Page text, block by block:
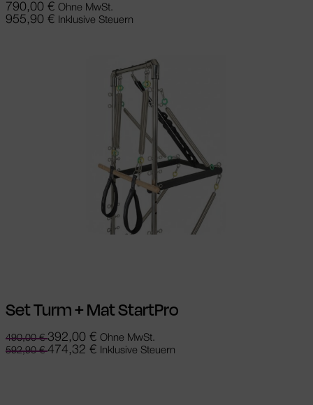
790,00 € Ohne MwSt.
955,90 € Inklusive Steuern
Set Turm + Mat StartPro
490,00€ 392,00 € Ohne MwSt.
592,90€ 474,32 € Inklusive Steuern